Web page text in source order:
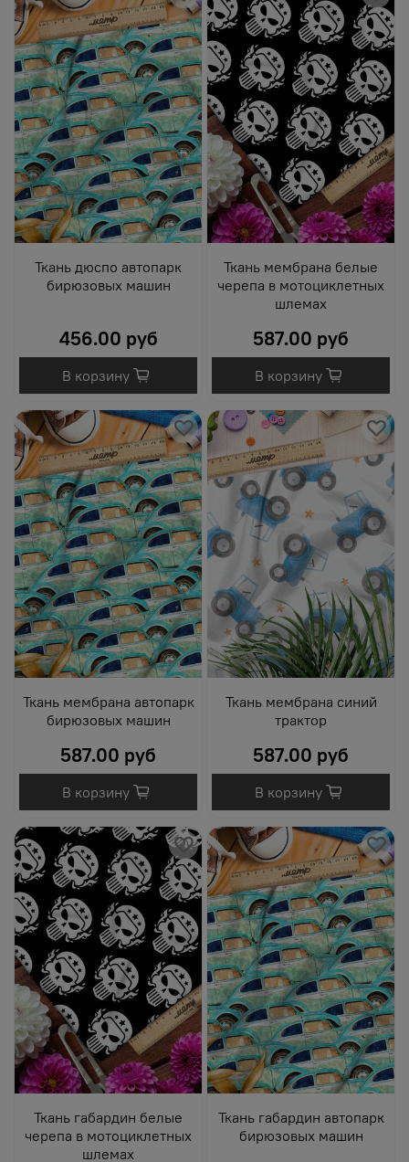
Ткань дюспо автопарк
бирюзовых машин
456.00 руб
В корзину
Ткань мембрана белые
черепа в мотоциклетных
шлемах
587.00 руб
В корзину
Ткань мембрана автопарк
бирюзовых машин
587.00 руб
В корзину
Ткань мембрана синий
трактор
587.00 руб
В корзину
Ткань габардин белые
черепа в мотоциклетных
шлемах
Ткань габардин автопарк
бирюзовых машин